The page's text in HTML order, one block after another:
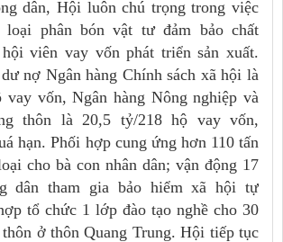
dân, Hội luôn chú trọng trong việc
loại phân bón vật tư đảm bảo chất
viên vay vốn phát triển sản xuất.
nợ Ngân hàng Chính sách xã hội là
vay vốn, Ngân hàng Nông nghiệp và
thôn là 20,5 tỷ/218 hộ vay vốn,
hạn. Phối hợp cung ứng hơn 110 tấn
cho bà con nhân dân; vận động 17
dân tham gia bảo hiểm xã hội tự
tổ chức 1 lớp đào tạo nghề cho 30
ở thôn Quang Trung. Hội tiếp tục